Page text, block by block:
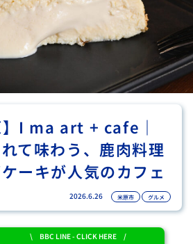
】I ma art + cafe｜
て味わう、鹿肉料理
ーキが人気のカフェ
2026.6.26 米原市 グルメ
\ BBC LINE - CLICK HERE /